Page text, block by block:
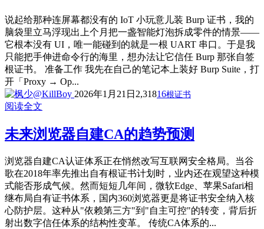
说起给那种连屏幕都没有的 IoT 小玩意儿装 Burp 证书，我的
脑袋里立马浮现出上个月把一盏智能灯泡拆成零件的情景——
它根本没有 UI，唯一能碰到的就是一根 UART 串口。于是我
只能把手伸进命令行的海里，想办法让它信任 Burp 那张自签
根证书。 准备工作 我先在自己的笔记本上装好 Burp Suite，打
开「Proxy → Op...
2026年1月21日 2,31816根证书
阅读全文
未来浏览器自建CA的趋势预测
浏览器自建CA认证体系正在悄然改写互联网安全格局。当谷
歌在2018年率先推出自有根证书计划时，业内还在观望这种模
式能否形成气候。然而短短几年间，微软Edge、苹果Safari相
继布局自有证书体系，国内360浏览器更是将证书安全纳入核
心防护层。这种从"依赖第三方"到"自主可控"的转变，背后折
射出数字信任体系的结构性变革。 传统CA体系的...